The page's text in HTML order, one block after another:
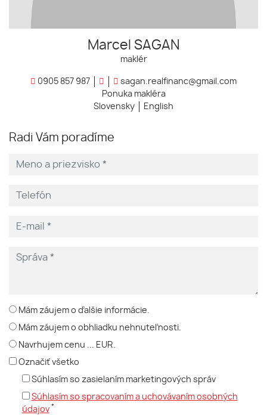
Marcel SAGAN
maklér
0905 857 987
sagan.realfinanc@gmail.com
Ponuka makléra
Slovensky
English
Radi Vám poradíme
Mám záujem o ďalšie informácie.
Mám záujem o obhliadku nehnuteľnosti.
Navrhujem cenu ... EUR.
Označiť všetko
Súhlasím so zasielaním marketingových správ
Súhlasím so spracovaním a uchovávaním osobných
údajov *